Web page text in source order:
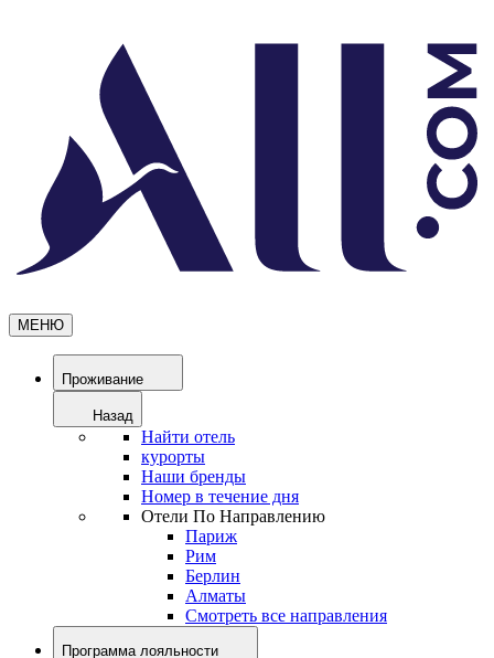
МЕНЮ
Проживание
Назад
Найти отель
курорты
Наши бренды
Номер в течение дня
Отели По Направлению
Париж
Рим
Берлин
Алматы
Смотреть все направления
Программа лояльности